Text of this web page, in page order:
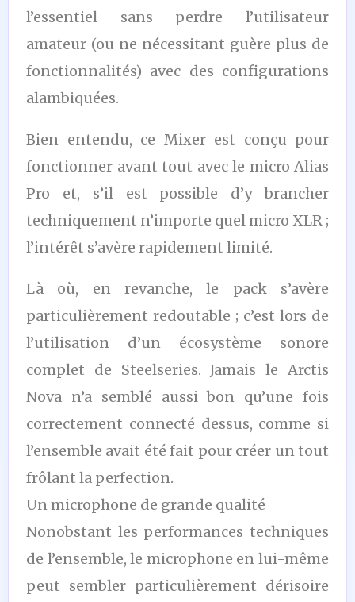
l’essentiel sans perdre l’utilisateur
amateur (ou ne nécessitant guère plus de
fonctionnalités) avec des configurations
alambiquées.
Bien entendu, ce Mixer est conçu pour
fonctionner avant tout avec le micro Alias
Pro et, s’il est possible d’y brancher
techniquement n’importe quel micro XLR ;
l’intérêt s’avère rapidement limité.
Là où, en revanche, le pack s’avère
particulièrement redoutable ; c’est lors de
l’utilisation d’un écosystème sonore
complet de Steelseries. Jamais le Arctis
Nova n’a semblé aussi bon qu’une fois
correctement connecté dessus, comme si
l’ensemble avait été fait pour créer un tout
frôlant la perfection.
Un microphone de grande qualité
Nonobstant les performances techniques
de l’ensemble, le microphone en lui-même
peut sembler particulièrement dérisoire